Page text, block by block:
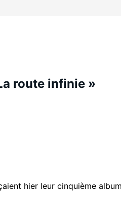
route infinie »
hier leur cinquième